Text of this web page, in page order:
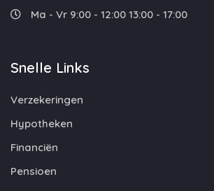
Ma - Vr 9:00 - 12:00 13:00 - 17:00
Snelle Links
Verzekeringen
Hypotheken
Financiën
Pensioen